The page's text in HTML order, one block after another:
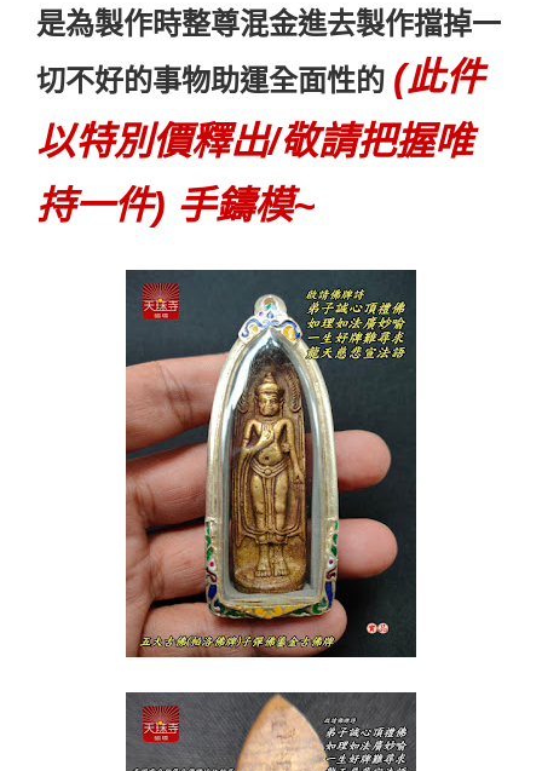
是為製作時整尊混金進去製作擋掉一
切不好的事物助運全面性的 (此件
以特別價釋出/敬請把握唯
持一件) 手鑄模~